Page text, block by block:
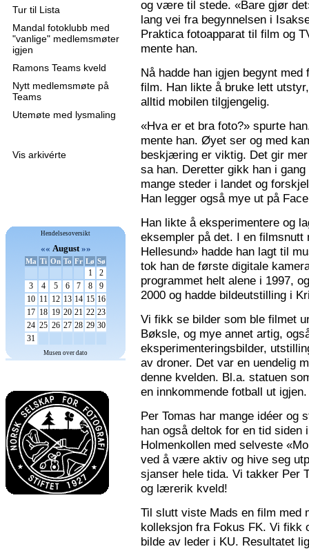
Tur til Lista
Mandal fotoklubb med
"vanlige" medlemsmøter
igjen
Ramons Teams kveld
Nytt medlemsmøte på
Teams
Utemøte med lysmaling
Vis arkivérte
Hendelsesoversikt
«« August»»
Ma Ti On To Fr Lø Sø
1
2
3
4 5 6 7 8
9
10 11 12 13 14 15 16
17 18 19 20 21 22 23
24 25 26 27 28 29 30
31
Musen over dato
og være til stede. «Bare gjør
lang vei fra begynnelsen i
Praktica fotoapparat til film og
mente han.
Nå hadde han igjen begynt
film. Han likte å bruke lett
alltid mobilen tilgjengelig.
«Hva er et bra foto?» spurte
mente han. Øyet ser og med
beskjæring er viktig. Det gir
sa han. Deretter gikk han i
mange steder i landet og
Han legger også mye ut på
Han likte å eksperimentere og
eksempler på det. I en filmsnutt
Hellesund» hadde han lagt til
tok han de første digitale
programmet helt alene i 1997,
2000 og hadde bildeutstilling i
Vi fikk se bilder som ble filmet
Bøksle, og mye annet artig,
eksperimenteringsbilder,
av droner. Det var en uendelig
denne kvelden. Bl.a. statuen
en innkommende fotball ut igjen.
Per Tomas har mange idéer og
han også deltok for en tid siden
Holmenkollen med selveste
ved å være aktiv og hive seg
sjanser hele tida. Vi takker Per
og lærerik kveld!
Til slutt viste Mads en film med
kolleksjon fra Fokus FK. Vi fikk
bilde av leder i KU. Resultatet